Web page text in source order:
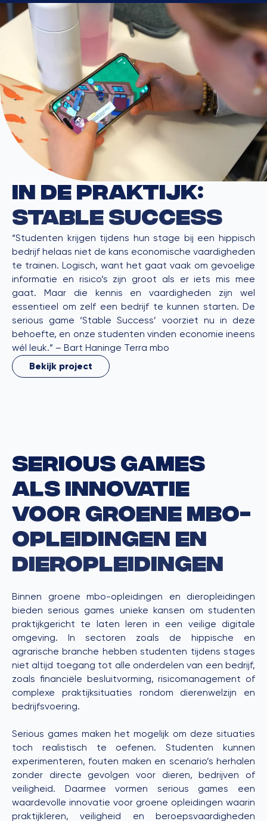
In de praktijk:
STable Success
“Studenten krijgen tijdens hun stage bij een hippisch
bedrijf helaas niet de kans economische vaardigheden
te trainen. Logisch, want het gaat vaak om gevoelige
informatie en risico’s zijn groot als er iets mis mee
gaat. Maar die kennis en vaardigheden zijn wel
essentieel om zelf een bedrijf te kunnen starten. De
serious game ‘Stable Success’ voorziet nu in deze
behoefte, en onze studenten vinden economie ineens
wél leuk.” – Bart Haninge Terra mbo
Bekijk project
Serious games
als innovatie
voor groene mbo-
opleidingen en
dieropleidingen
Binnen groene mbo-opleidingen en dieropleidingen
bieden serious games unieke kansen om studenten
praktijkgericht te laten leren in een veilige digitale
omgeving. In sectoren zoals de hippische en
agrarische branche hebben studenten tijdens stages
niet altijd toegang tot alle onderdelen van een bedrijf,
zoals financiële besluitvorming, risicomanagement of
complexe praktijksituaties rondom dierenwelzijn en
bedrijfsvoering.
Serious games maken het mogelijk om deze situaties
toch realistisch te oefenen. Studenten kunnen
experimenteren, fouten maken en scenario’s herhalen
zonder directe gevolgen voor dieren, bedrijven of
veiligheid. Daarmee vormen serious games een
waardevolle innovatie voor groene opleidingen waarin
praktijkleren, veiligheid en beroepsvaardigheden